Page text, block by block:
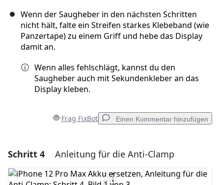
Wenn der Saugheber in den nächsten Schritten
nicht hält, falte ein Streifen starkes Klebeband (wie
Panzertape) zu einem Griff und hebe das Display
damit an.
Wenn alles fehlschlägt, kannst du den
Saugheber auch mit Sekundenkleber an das
Display kleben.
Frag FixBot Einen Kommentar hinzufügen
Einen Kommentar hinzufügen
Kommentar hinzufügen
Schritt 4 Anleitung für die Anti-Clamp